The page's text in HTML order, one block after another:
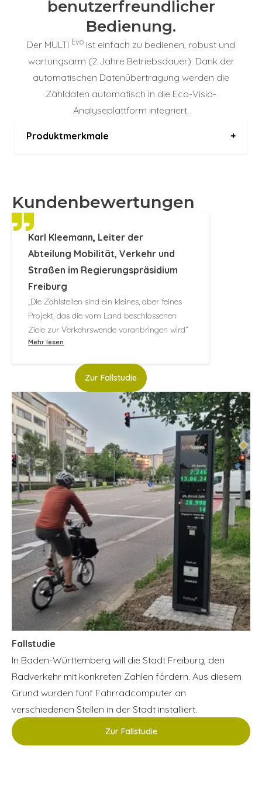
benutzerfreundlicher
Bedienung.
Der MULTI Evo ist einfach zu bedienen, robust und
wartungsarm (2 Jahre Betriebsdauer). Dank der
automatischen Datenübertragung werden die
Zähldaten automatisch in die Eco-Visio-
Analyseplattform integriert.
Produktmerkmale +
Betriebstemperatur
-40 °C à +50 °C
Material
FSC-zertifiziertes Holz
Farbe
Reichweite
Kontaktieren Sie uns, um das Datenblatt zu
Kundenbewertungen
Karl Kleemann, Leiter der
Abteilung Mobilität, Verkehr und
Straßen im Regierungspräsidium
Freiburg
„Die Zählstellen sind ein kleines, aber feines
Projekt, das die vom Land beschlossenen
Ziele zur Verkehrswende voranbringen wird“
Mehr lesen
Zur Fallstudie
Fallstudie
In Baden-Württemberg will die Stadt Freiburg, den
Radverkehr mit konkreten Zahlen fördern. Aus diesem
Grund wurden fünf Fahrradcomputer an
verschiedenen Stellen in der Stadt installiert.
Zur Fallstudie